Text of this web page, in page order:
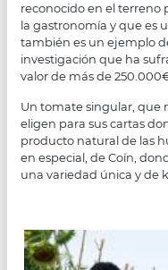
reconocido en el terreno
la gastronomía y que es
también es un ejemplo
investigación que ha
valor de más de
Un tomate singular, que
eligen para sus cartas
producto natural de las
en especial, de Coín,
una variedad única y de